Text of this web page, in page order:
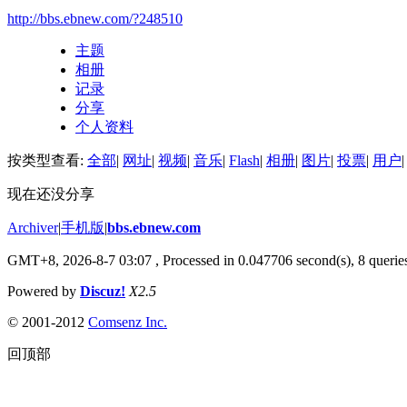
http://bbs.ebnew.com/?248510
主题
相册
记录
分享
个人资料
按类型查看: 全部| 网址| 视频| 音乐| Flash| 相册| 图片| 投票| 用户|
现在还没分享
Archiver|手机版|bbs.ebnew.com
GMT+8, 2026-8-7 03:07 , Processed in 0.047706 second(s), 8
Powered by Discuz! X2.5
© 2001-2012 Comsenz Inc.
回顶部